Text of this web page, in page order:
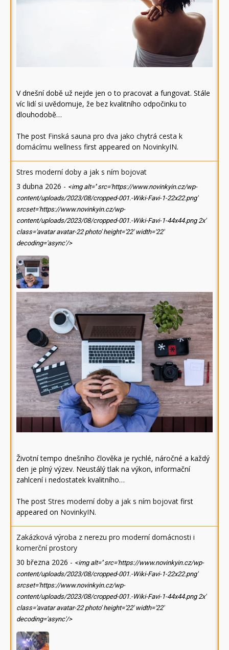
V dnešní době už nejde jen o to pracovat a fungovat. Stále
víc lidí si uvědomuje, že bez kvalitního odpočinku to
dlouhodobě…
The post Finská sauna pro dva jako chytrá cesta k
domácímu wellness first appeared on NovinkyIN.
Stres moderní doby a jak s ním bojovat
3 dubna 2026 - <img alt='' src='https://www.novinkyin.cz/wp-
content/uploads/2023/08/cropped-001.-Wiki-Favi-1-22x22.png'
srcset='https://www.novinkyin.cz/wp-
content/uploads/2023/08/cropped-001.-Wiki-Favi-1-44x44.png 2x'
class='avatar avatar-22 photo' height='22' width='22'
decoding='async'/>
Životní tempo dnešního člověka je rychlé, náročné a každý
den je plný výzev. Neustálý tlak na výkon, informační
zahlcení i nedostatek kvalitního…
The post Stres moderní doby a jak s ním bojovat first
appeared on NovinkyIN.
Zakázková výroba z nerezu pro moderní domácnosti i
komerční prostory
30 března 2026 - <img alt='' src='https://www.novinkyin.cz/wp-
content/uploads/2023/08/cropped-001.-Wiki-Favi-1-22x22.png'
srcset='https://www.novinkyin.cz/wp-
content/uploads/2023/08/cropped-001.-Wiki-Favi-1-44x44.png 2x'
class='avatar avatar-22 photo' height='22' width='22'
decoding='async'/>